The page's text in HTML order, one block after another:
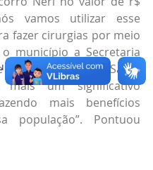
vamos utilizar esse
fazer cirurgias por meio
município a Secretaria
Saúde e o Hospital Santa
mais um significativo
mais benefícios
população”. Pontuou